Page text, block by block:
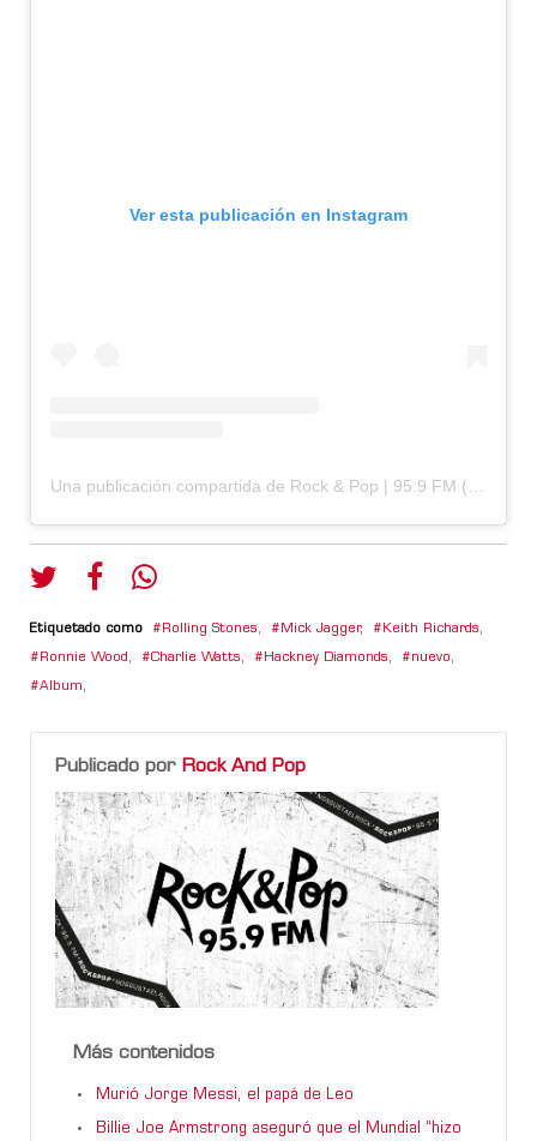
Ver esta publicación en Instagram
Etiquetado como Rolling Stones, Mick Jagger, Keith Richards,
Ronnie Wood , Charlie Watts, Hackney Diamonds, nuevo,
Album,
Publicado por Rock And Pop
Más contenidos
Murió Jorge Messi, el papá de Leo
Billie Joe Armstrong aseguró que el Mundial “hizo